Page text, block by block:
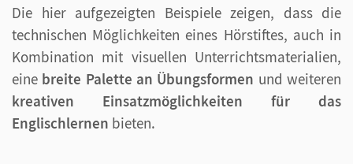
Die hier aufgezeigten Beispiele zeigen, dass die
technischen Möglichkeiten eines Hörstiftes, auch in
Kombination mit visuellen Unterrichtsmaterialien,
eine breite Palette an Übungsformen und weiteren
kreativen Einsatzmöglichkeiten für das
Englischlernen bieten.